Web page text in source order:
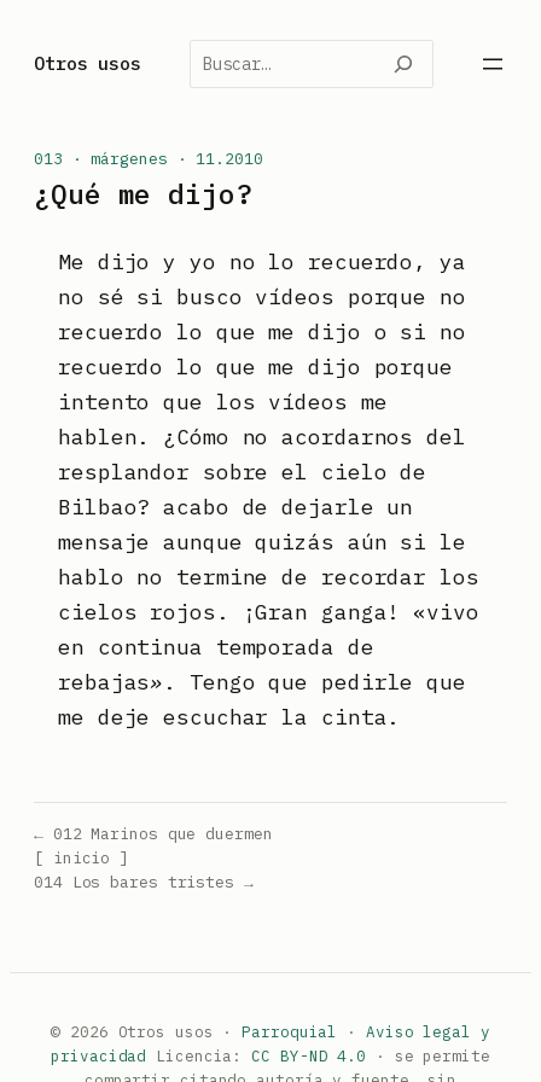
Otros usos Buscar
013 · márgenes · 11.2010
¿Qué me dijo?
Me dijo y yo no lo recuerdo, ya
no sé si busco vídeos porque no
recuerdo lo que me dijo o si no
recuerdo lo que me dijo porque
intento que los vídeos me
hablen. ¿Cómo no acordarnos del
resplandor sobre el cielo de
Bilbao? acabo de dejarle un
mensaje aunque quizás aún si le
hablo no termine de recordar los
cielos rojos. ¡Gran ganga! «vivo
en continua temporada de
rebajas» . Tengo que pedirle que
me deje escuchar la cinta.
← 012 Marinos que duermen
[ inicio ]
014 Los bares tristes →
© 2026 Otros usos ·Parroquial · Aviso legal y
privacidad Licencia:CC BY-ND 4.0 · se permite